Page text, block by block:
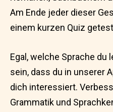
Am Ende jeder dieser
einem kurzen Quiz
Egal, welche Sprache du
sein, dass du in unserer
dich interessiert.
Grammatik und